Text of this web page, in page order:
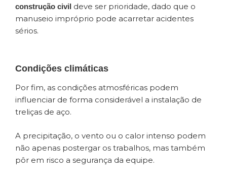
construção civil deve ser prioridade, dado que o
manuseio impróprio pode acarretar acidentes
sérios.
Condições climáticas
Por fim, as condições atmosféricas podem
influenciar de forma considerável a instalação de
treliças de aço.
A precipitação, o vento ou o calor intenso podem
não apenas postergar os trabalhos, mas também
pôr em risco a segurança da equipe.